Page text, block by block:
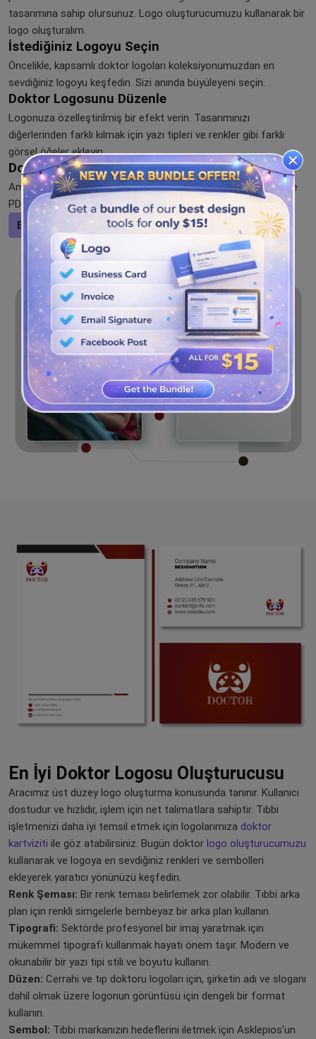
tasarımına sahip olursunuz. Logo oluşturucumuzu kullanarak bir
logo oluşturalım.
İstediğiniz Logoyu Seçin
Öncelikle, kapsamlı doktor logoları koleksiyonumuzdan en
sevdiğiniz logoyu keşfedin. Sizi anında büyüleyeni seçin.
Doktor Logosunu Düzenle
Logonuza özelleştirilmiş bir efekt verin. Tasarımınızı
diğerlerinden farklı kılmak için yazı tipleri ve renkler gibi farklı
görsel öğeler ekleyin.
Doktor Logosunu İndirin
Amblemin ayrıntılarını tamamladıktan sonra, JPG, PNG, SVG ve
PDF gibi formatları kullanarak indirme zamanı geldi.
Bir logo tasarlayın
En İyi Doktor Logosu Oluşturucusu
Aracımız üst düzey logo oluşturma konusunda tanınır. Kullanıcı
dostudur ve hızlıdır, işlem için net talimatlara sahiptir. Tıbbi
işletmenizi daha iyi temsil etmek için logolarımıza doktor
kartviziti ile göz atabilirsiniz. Bugün doktor logo oluşturucumuzu
kullanarak ve logoya en sevdiğiniz renkleri ve sembolleri
ekleyerek yaratıcı yönünüzü keşfedin.
Renk Şeması: Bir renk teması belirlemek zor olabilir. Tıbbi arka
plan için renkli simgelerle bembeyaz bir arka plan kullanın.
Tipografi: Sektörde profesyonel bir imaj yaratmak için
mükemmel tipografi kullanmak hayati önem taşır. Modern ve
okunabilir bir yazı tipi stili ve boyutu kullanın.
Düzen: Cerrahi ve tıp doktoru logoları için, şirketin adı ve sloganı
dahil olmak üzere logonun görüntüsü için dengeli bir format
kullanın.
Sembol: Tıbbi markanızın hedeflerini iletmek için Asklepios'un